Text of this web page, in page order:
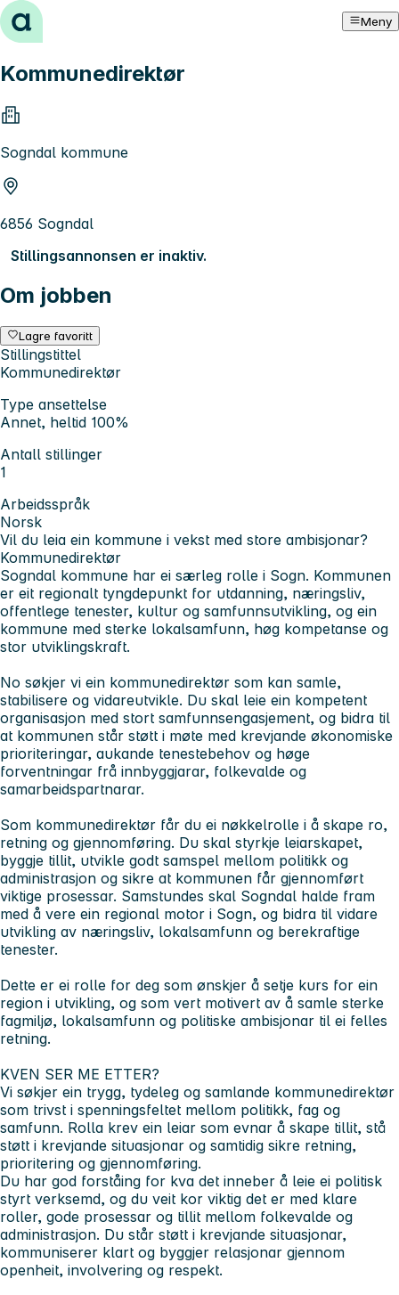
Hopp til innhold Meny
Kommunedirektør
Sogndal kommune
6856 Sogndal
Stillingsannonsen er inaktiv.
Om jobben
Lagre favoritt
Stillingstittel
Kommunedirektør
Type ansettelse
Annet, heltid 100%
Antall stillinger
1
Arbeidsspråk
Norsk
Vil du leia ein kommune i vekst med store ambisjonar?
Kommunedirektør
Sogndal kommune har ei særleg rolle i Sogn. Kommunen
er eit regionalt tyngdepunkt for utdanning, næringsliv,
offentlege tenester, kultur og samfunnsutvikling, og ein
kommune med sterke lokalsamfunn, høg kompetanse og
stor utviklingskraft.
No søkjer vi ein kommunedirektør som kan samle,
stabilisere og vidareutvikle. Du skal leie ein kompetent
organisasjon med stort samfunnsengasjement, og bidra til
at kommunen står støtt i møte med krevjande økonomiske
prioriteringar, aukande tenestebehov og høge
forventningar frå innbyggjarar, folkevalde og
samarbeidspartnarar.
Som kommunedirektør får du ei nøkkelrolle i å skape ro,
retning og gjennomføring. Du skal styrkje leiarskapet,
byggje tillit, utvikle godt samspel mellom politikk og
administrasjon og sikre at kommunen får gjennomført
viktige prosessar. Samstundes skal Sogndal halde fram
med å vere ein regional motor i Sogn, og bidra til vidare
utvikling av næringsliv, lokalsamfunn og berekraftige
tenester.
Dette er ei rolle for deg som ønskjer å setje kurs for ein
region i utvikling, og som vert motivert av å samle sterke
fagmiljø, lokalsamfunn og politiske ambisjonar til ei felles
retning.
KVEN SER ME ETTER?
Vi søkjer ein trygg, tydeleg og samlande kommunedirektør
som trivst i spenningsfeltet mellom politikk, fag og
samfunn. Rolla krev ein leiar som evnar å skape tillit, stå
støtt i krevjande situasjonar og samtidig sikre retning,
prioritering og gjennomføring.
Du har god forståing for kva det inneber å leie ei politisk
styrt verksemd, og du veit kor viktig det er med klare
roller, gode prosessar og tillit mellom folkevalde og
administrasjon. Du står støtt i krevjande situasjonar,
kommuniserer klart og byggjer relasjonar gjennom
openheit, involvering og respekt.